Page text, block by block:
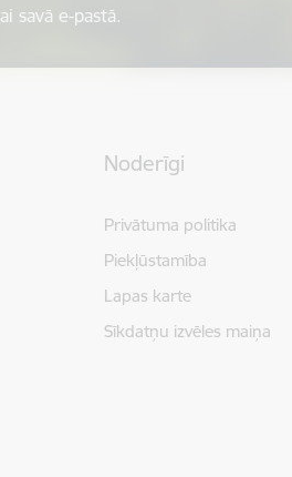
savā e-pastā.
Noderīgi
Privātuma politika
Piekļūstamība
Lapas karte
Sīkdatņu izvēles maiņa